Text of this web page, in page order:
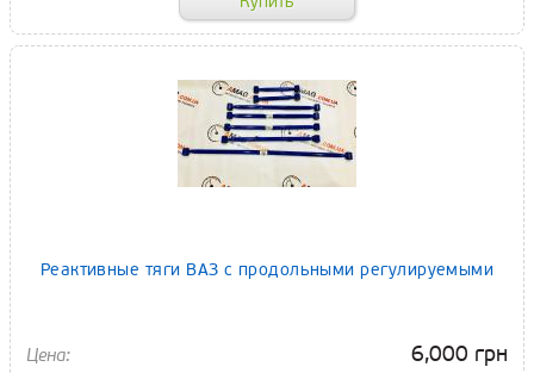
Реактивные тяги ВАЗ с продольными регулируемыми
6,000 грн